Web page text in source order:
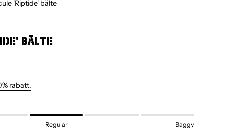
'Riptide' bälte
BÄLTE
rabatt.
Regular Baggy